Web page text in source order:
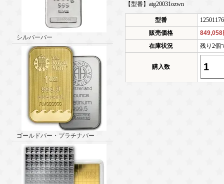
シルバーバー
ゴールドバー・プラチナバー
【型番】atg20031ozwn
型番
販売価格
849,058
在庫状況
残り2個
購入数